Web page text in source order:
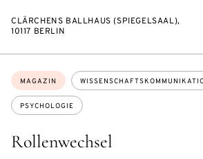
CLÄRCHENS BALLHAUS (SPIEGELSAAL),
10117 BERLIN
Rollenwechsel
Themen:
MAGAZIN
PSYCHOLOGIE